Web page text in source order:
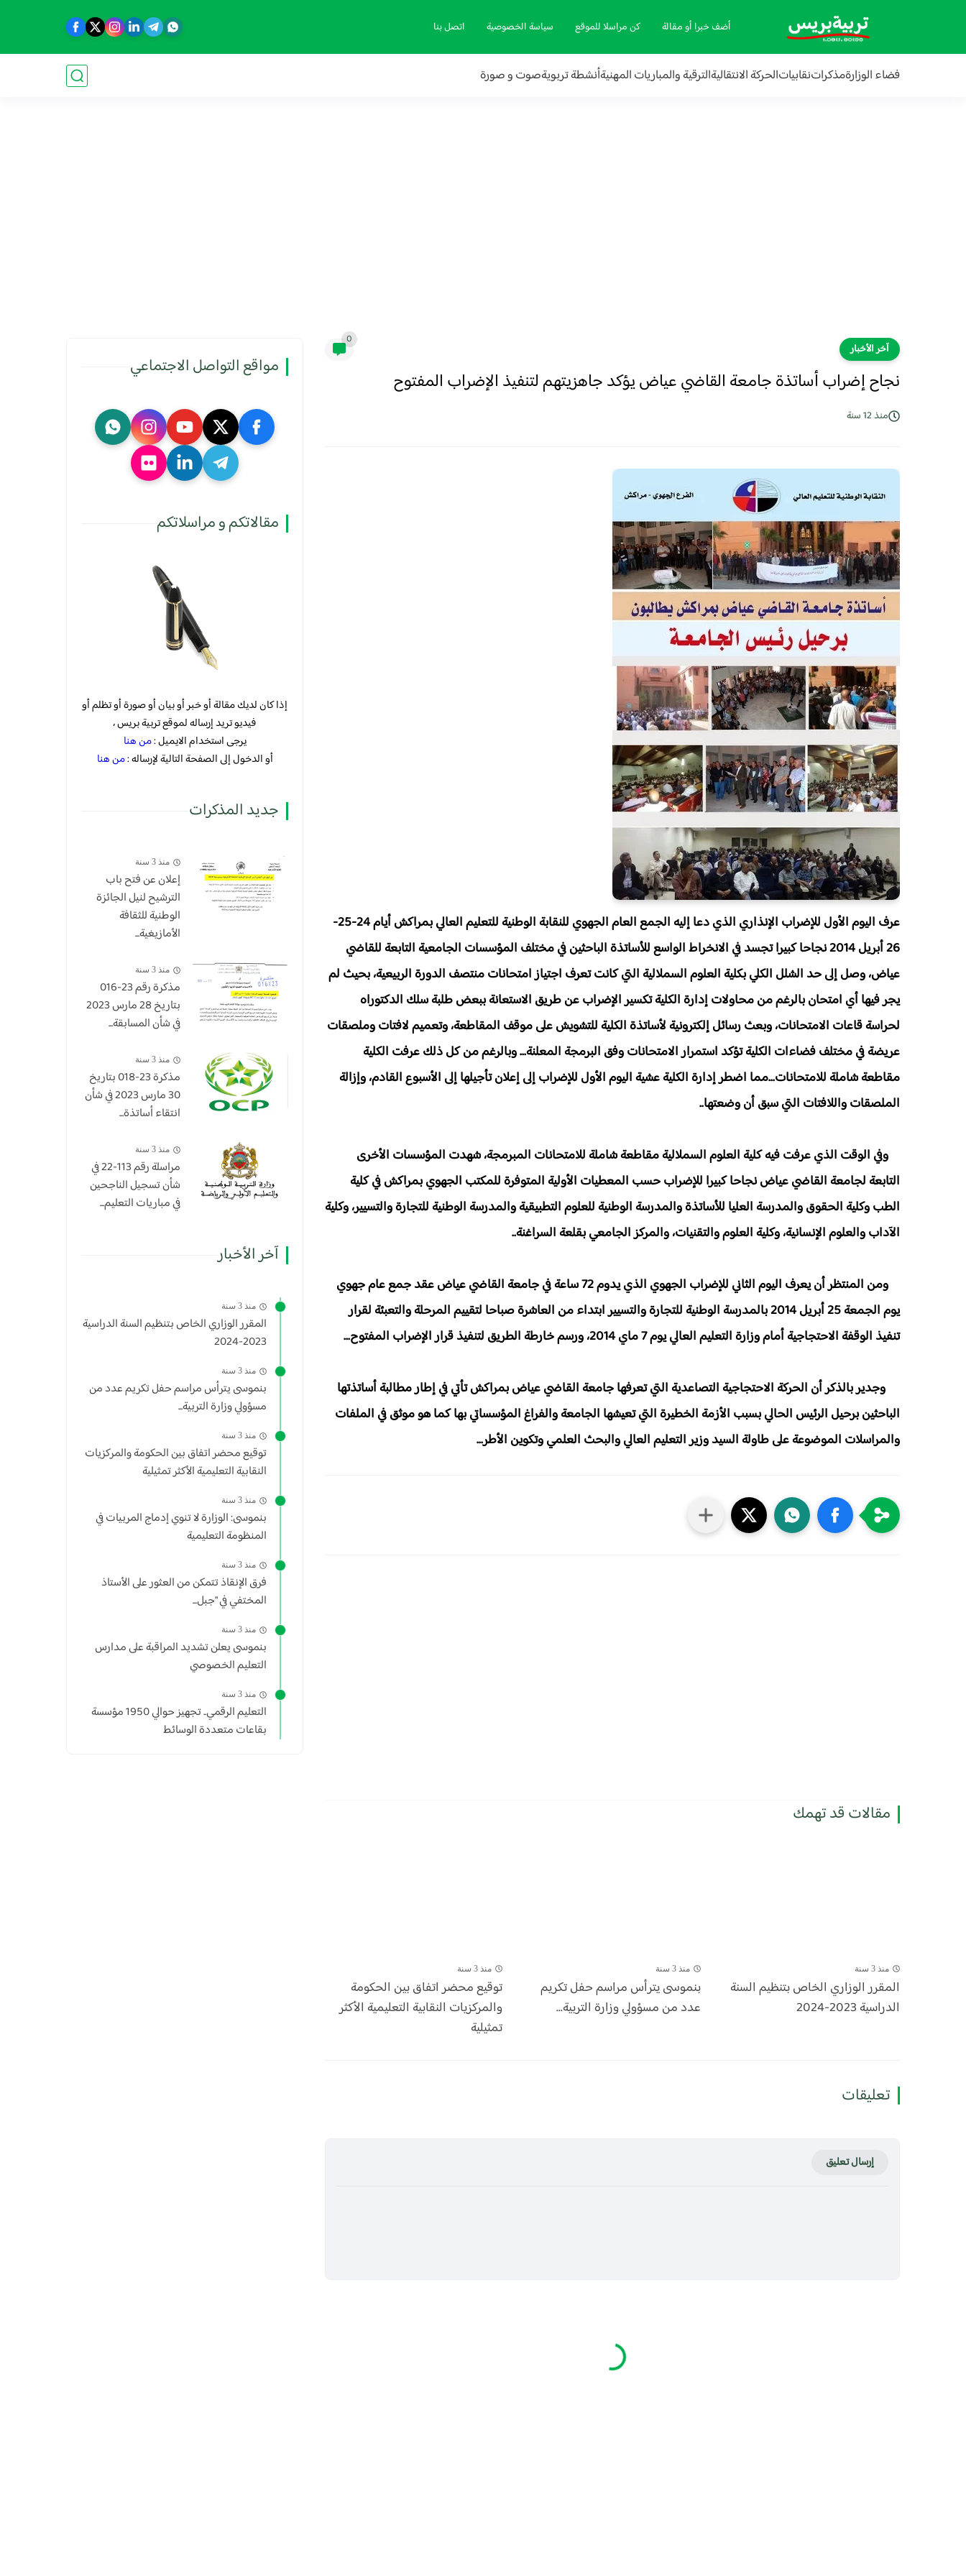
أضف خبرا أو مقالة كن مراسلا للموقع سياسة الخصوصية اتصل بنا
فضاء الوزارةمذكراتنقابياتالحركة الانتقاليةالترقية والمباريات المهنيةأنشطة تربويةصوت و صورة
آخر الأخبار
0
نجاح إضراب أساتذة جامعة القاضي عياض يؤكد جاهزيتهم لتنفيذ الإضراب المفتوح
منذ 12 سنة
عرف اليوم الأول للإضراب الإنذاري الذي دعا إليه الجمع العام الجهوي للنقابة الوطنية للتعليم العالي بمراكش أيام 24-25-
26 أبريل 2014 نجاحا كبيرا تجسد في الانخراط الواسع للأساتذة الباحثين في مختلف المؤسسات الجامعية التابعة للقاضي
عياض، وصل إلى حد الشلل الكلي بكلية العلوم السملالية التي كانت تعرف اجتياز امتحانات منتصف الدورة الربيعية، بحيث لم
يجر فيها أي امتحان بالرغم من محاولات إدارة الكلية تكسير الإضراب عن طريق الاستعانة ببعض طلبة سلك الدكتوراه
لحراسة قاعات الامتحانات، وبعث رسائل إلكترونية لأساتذة الكلية للتشويش على موقف المقاطعة، وتعميم لافتات وملصقات
عريضة في مختلف فضاءات الكلية تؤكد استمرار الامتحانات وفق البرمجة المعلنة... وبالرغم من كل ذلك عرفت الكلية
مقاطعة شاملة للامتحانات...مما اضطر إدارة الكلية عشية اليوم الأول للإضراب إلى إعلان تأجيلها إلى الأسبوع القادم، وإزالة
الملصقات واللافتات التي سبق أن وضعتها..
وفي الوقت الذي عرفت فيه كلية العلوم السملالية مقاطعة شاملة للامتحانات المبرمجة، شهدت المؤسسات الأخرى
التابعة لجامعة القاضي عياض نجاحا كبيرا للإضراب حسب المعطيات الأولية المتوفرة للمكتب الجهوي بمراكش في كلية
الطب وكلية الحقوق والمدرسة العليا للأساتذة والمدرسة الوطنية للعلوم التطبيقية والمدرسة الوطنية للتجارة والتسيير، وكلية
الآداب والعلوم الإنسانية، وكلية العلوم والتقنيات، والمركز الجامعي بقلعة السراغنة..
ومن المنتظر أن يعرف اليوم الثاني للإضراب الجهوي الذي يدوم 72 ساعة في جامعة القاضي عياض عقد جمع عام جهوي
يوم الجمعة 25 أبريل 2014 بالمدرسة الوطنية للتجارة والتسيير ابتداء من العاشرة صباحا لتقييم المرحلة والتعبئة لقرار
تنفيذ الوقفة الاحتجاجية أمام وزارة التعليم العالي يوم 7 ماي 2014، ورسم خارطة الطريق لتنفيذ قرار الإضراب المفتوح...
وجدير بالذكر أن الحركة الاحتجاجية التصاعدية التي تعرفها جامعة القاضي عياض بمراكش تأتي في إطار مطالبة أساتذتها
الباحثين برحيل الرئيس الحالي بسبب الأزمة الخطيرة التي تعيشها الجامعة والفراغ المؤسساتي بها كما هو موثق في الملفات
والمراسلات الموضوعة على طاولة السيد وزير التعليم العالي والبحث العلمي وتكوين الأطر...
مقالات قد تهمك
منذ 3 سنة
المقرر الوزاري الخاص بتنظيم السنة
الدراسية 2023-2024
منذ 3 سنة
بنموسى يترأس مراسم حفل تكريم
عدد من مسؤولي وزارة التربية...
منذ 3 سنة
توقيع محضر اتفاق بين الحكومة
والمركزيات النقابية التعليمية الأكثر
تمثيلية
تعليقات
إرسال تعليق
مواقع التواصل الاجتماعي
مقالاتكم و مراسلاتكم
إذا كان لديك مقالة أو خبر أو بيان أو صورة أو تظلم أو
فيديو تريد إرساله لموقع تربية بريس ،
يرجى استخدام الايميل :من هنا
أو الدخول إلى الصفحة التالية لإرساله :من هنا
جديد المذكرات
منذ 3 سنة
إعلان عن فتح باب
الترشيح لنيل الجائزة
الوطنية للثقافة
الأمازيغية...
منذ 3 سنة
مذكرة رقم 23-016
بتاريخ 28 مارس 2023
في شأن المسابقة...
منذ 3 سنة
​مذكرة 23-018 بتاريخ
30 مارس 2023 في شأن
انتقاء أساتذة...
منذ 3 سنة
مراسلة رقم 113-22 في
شأن تسجيل الناجحين
في مباريات التعليم...
آخر الأخبار
منذ 3 سنة
المقرر الوزاري الخاص بتنظيم السنة الدراسية
2023-2024
منذ 3 سنة
بنموسى يترأس مراسم حفل تكريم عدد من
مسؤولي وزارة التربية...
منذ 3 سنة
توقيع محضر اتفاق بين الحكومة والمركزيات
النقابية التعليمية الأكثر تمثيلية
منذ 3 سنة
بنموسى: الوزارة لا تنوي إدماج المربيات في
المنظومة التعليمية
منذ 3 سنة
فرق الإنقاذ تتمكن من العثور على الأستاذ
المختفي في "جبل...
منذ 3 سنة
بنموسى يعلن تشديد المراقبة على مدارس
التعليم الخصوصي
منذ 3 سنة
التعليم الرقمي.. تجهيز حوالي 1950 مؤسسة
بقاعات متعددة الوسائط